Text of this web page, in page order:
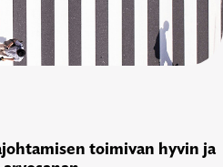
toimivan hyvin ja